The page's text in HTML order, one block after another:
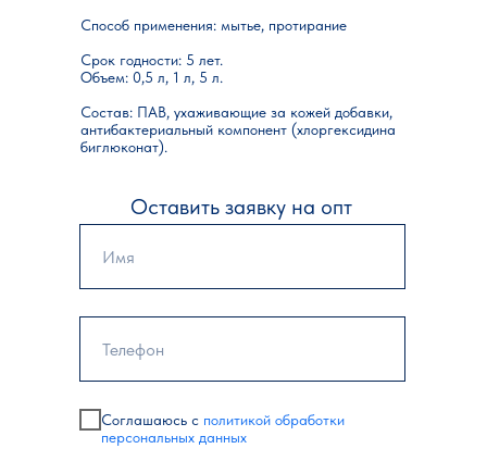
Способ применения: мытье, протирание
Срок годности: 5 лет.
Объем: 0,5 л, 1 л, 5 л.
Состав: ПАВ, ухаживающие за кожей добавки,
антибактериальный компонент (хлоргексидина
биглюконат).
Соглашаюсь с политикой обработки
персональных данных
Оставить заявку на опт